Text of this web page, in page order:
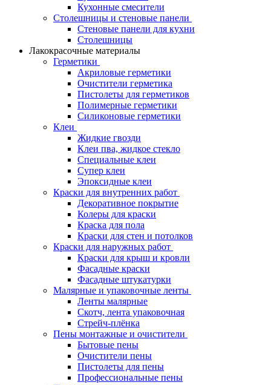
Кухонные смесители
Столешницы и стеновые панели
Стеновые панели для кухни
Столешницы
Лакокрасочные материалы
Герметики
Акриловые герметики
Очистители герметика
Пистолеты для герметиков
Полимерные герметики
Силиконовые герметики
Клеи
Жидкие гвозди
Клеи пва, жидкое стекло
Специальные клеи
Супер клеи
Эпоксидные клеи
Краски для внутренних работ
Декоративное покрытие
Колеры для краски
Краска для пола
Краски для стен и потолков
Краски для наружных работ
Краски для крыш и кровли
Фасадные краски
Фасадные штукатурки
Малярные и упаковочные ленты
Ленты малярные
Скотч, лента упаковочная
Стрейч-плёнка
Пены монтажные и очистители
Бытовые пены
Очистители пены
Пистолеты для пены
Профессиональные пены